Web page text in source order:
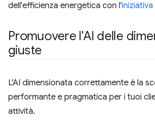
dell'efficienza energetica con l'
Promuovere l'AI delle
giuste
L'AI dimensionata correttamente è la
performante e pragmatica per i tuoi
attività.